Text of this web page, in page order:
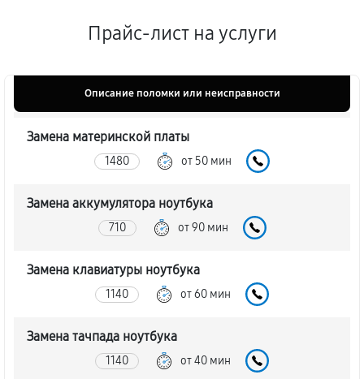
Прайс-лист на услуги
Описание поломки или неисправности
Замена материнской платы
1480 от 50 мин
Замена аккумулятора ноутбука
710 от 90 мин
Замена клавиатуры ноутбука
1140 от 60 мин
Замена тачпада ноутбука
1140 от 40 мин